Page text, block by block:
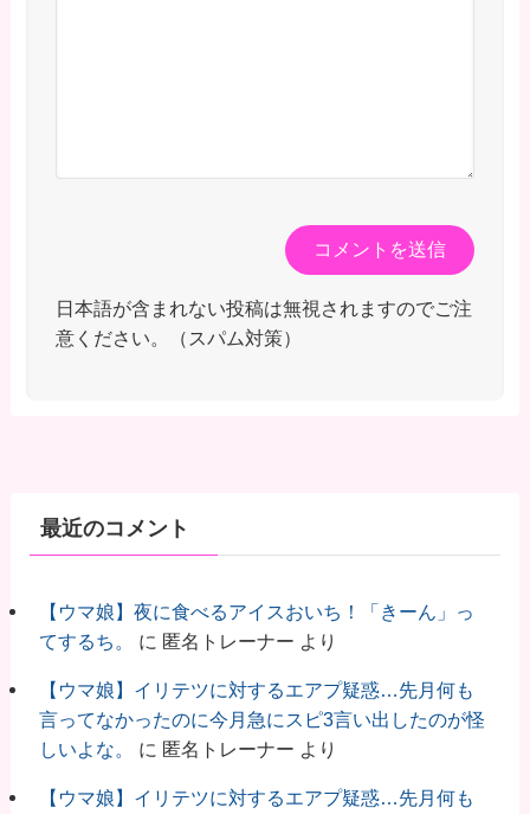
日本語が含まれない投稿は無視されますのでご注
意ください。（スパム対策）
最近のコメント
【ウマ娘】夜に食べるアイスおいち！「きーん」っ
てするち。
に 匿名トレーナー より
【ウマ娘】イリテツに対するエアプ疑惑…先月何も
言ってなかったのに今月急にスピ3言い出したのが怪
しいよな。
に 匿名トレーナー より
【ウマ娘】イリテツに対するエアプ疑惑…先月何も